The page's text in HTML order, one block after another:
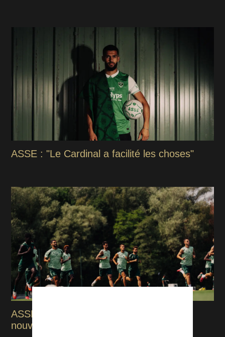
ASSE : "Le Cardinal a facilité les choses"
ASSE - Venise : L'ASSE contrainte à un
nouveau huis clos ?